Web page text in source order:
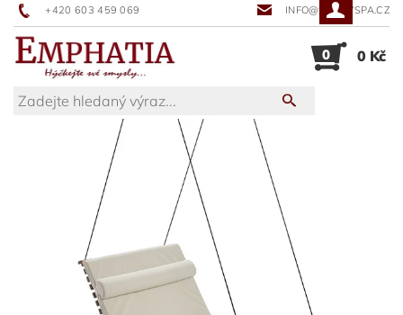
+420 603 459 069 INFO@SUNNYSPA.CZ
0 0 Kč